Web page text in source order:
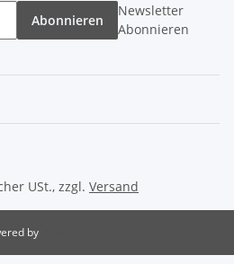
Abonnieren
Newsletter
Abonnieren
USt., zzgl. Versand
by